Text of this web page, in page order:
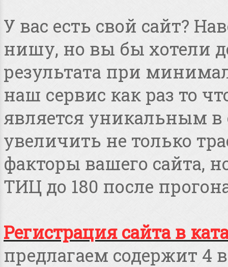
У вас есть свой сайт?
нишу, но вы бы хотели
результата при
наш сервис как раз то
является уникальным в
увеличить не только
факторы вашего сайта,
ТИЦ до 180 после
Регистрация сайта в
предлагаем содержит 4